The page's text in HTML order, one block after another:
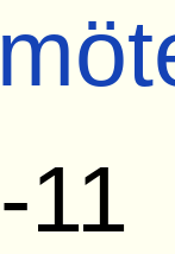
11